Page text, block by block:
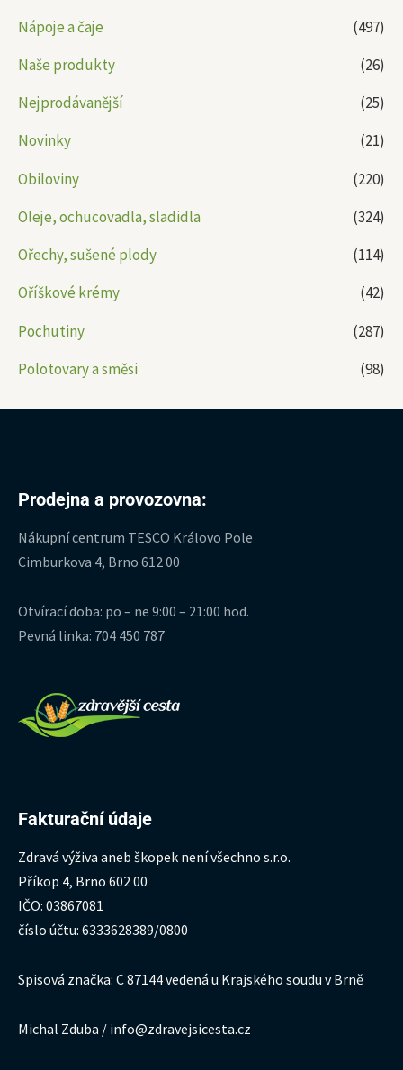
Nápoje a čaje
(497)
Naše produkty
(26)
Nejprodávanější
(25)
Novinky
(21)
Obiloviny
(220)
Oleje, ochucovadla, sladidla
(324)
Ořechy, sušené plody
(114)
Oříškové krémy
(42)
Pochutiny
(287)
Polotovary a směsi
(98)
Prodejna a provozovna:
Nákupní centrum TESCO Královo Pole
Cimburkova 4, Brno 612 00
Otvírací doba: po – ne 9:00 – 21:00 hod.
Pevná linka: 704 450 787
Fakturační údaje
Zdravá výživa aneb škopek není všechno s.r.o.
Příkop 4, Brno 602 00
IČO: 03867081
číslo účtu: 6333628389/0800
Spisová značka: C 87144 vedená u Krajského soudu v Brně
Michal Zduba / info@zdravejsicesta.cz